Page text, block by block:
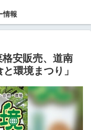
情報
格安販売、道南
環境まつり」